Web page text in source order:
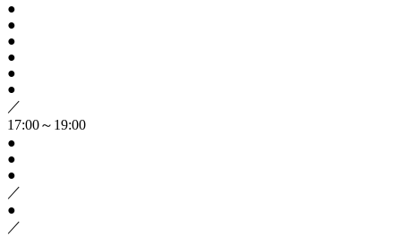
●
●
●
●
●
●
／
17:00～19:00
●
●
●
／
●
／